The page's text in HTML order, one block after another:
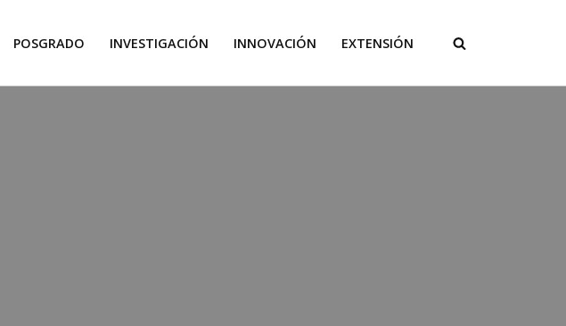
POSGRADO INVESTIGACIÓN INNOVACIÓN EXTENSIÓN